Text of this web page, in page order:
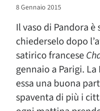
8 Gennaio 2015
Il vaso di Pandora è
chiederselo dopo
satirico francese
gennaio a Parigi.
essa una buona
spaventa di più i